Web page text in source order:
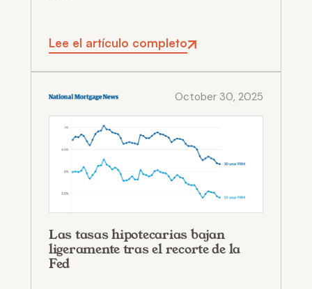
Lee el artículo completo
October 30, 2025
Las tasas hipotecarias bajan
ligeramente tras el recorte de la
Fed